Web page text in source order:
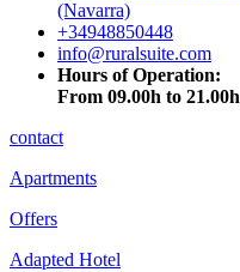
(Navarra)
+34948850448
info@ruralsuite.com
Hours of Operation:
From 09.00h to 21.00h
contact
Apartments
Offers
Adapted Hotel